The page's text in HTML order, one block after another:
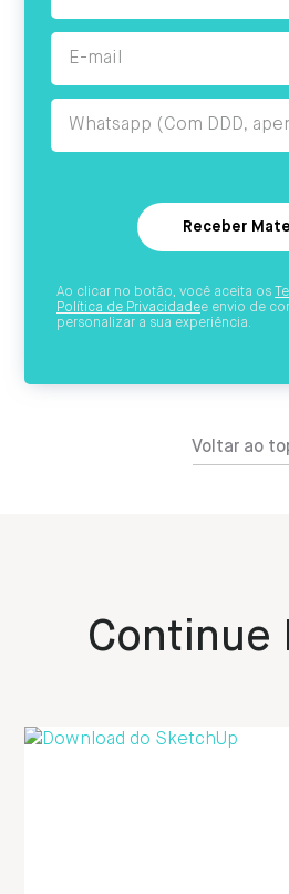
Ao clicar no botão, você aceita os
Política de Privacidadee envio de
personalizar a sua experiência.
Voltar ao
Continue